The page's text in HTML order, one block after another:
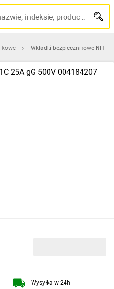
Szukaj po nazwie, indeksie, producencie, kodzie kreskowym...
Wkładki bezpiecznikowe NH
25A gG 500V 004184207
Wysyłka w 24h